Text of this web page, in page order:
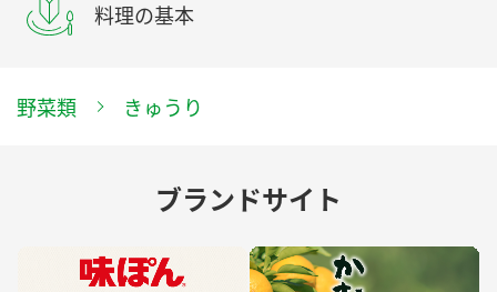
料理の基本
野菜類 きゅうり
ブランドサイト